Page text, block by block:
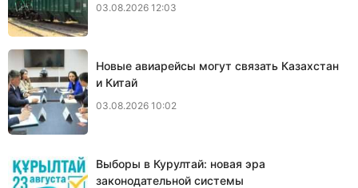
03.08.2026 12:03
Новые авиарейсы могут связать Казахстан
и Китай
03.08.2026 10:02
Выборы в Курултай: новая эра
законодательной системы